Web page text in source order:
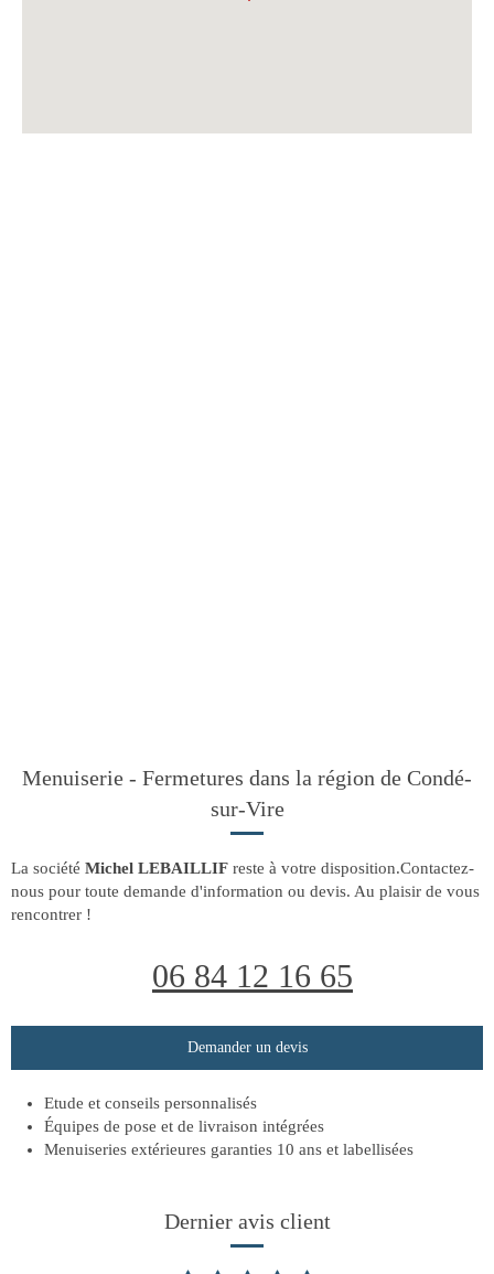
Menuiserie - Fermetures dans la région de Condé-
sur-Vire
La société Michel LEBAILLIF reste à votre disposition.Contactez-
nous pour toute demande d'information ou devis. Au plaisir de vous
rencontrer !
06 84 12 16 65
Demander un devis
Etude et conseils personnalisés
Équipes de pose et de livraison intégrées
Menuiseries extérieures garanties 10 ans et labellisées
Dernier avis client